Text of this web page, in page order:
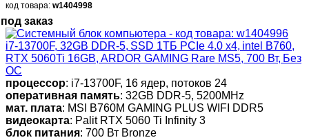
код товара: w1404998
под заказ
i7-13700F, 32GB DDR-5, SSD 1ТБ PCIe 4.0 x4, intel B760,
RTX 5060Ti 16GB, ARDOR GAMING Rare MS5, 700 Вт, Без
ОС
процессор: i7-13700F, 16 ядер, потоков 24
оперативная память: 32GB DDR-5, 5200MHz
мат. плата: MSI B760M GAMING PLUS WIFI DDR5
видеокарта: Palit RTX 5060 Ti Infinity 3
блок питания: 700 Вт Bronze